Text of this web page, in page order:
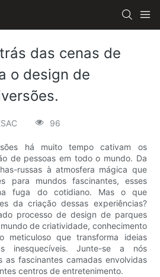
das cenas de
o design de
96
há muito tempo cativam os
de pessoas em todo o mundo. Da
russas à atmosfera mágica que
para mundos fascinantes, esses
fuga do cotidiano. Mas o que
da criação dessas experiências?
processo de design de parques
de criatividade, conhecimento
meticuloso que transforma ideias
inesquecíveis. Junte-se a nós
as fascinantes camadas envolvidas
centros de entretenimento.